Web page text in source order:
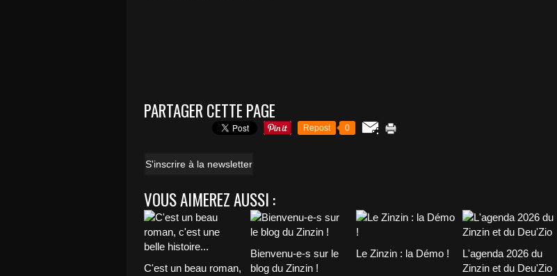
PARTAGER CETTE PAGE
Repost 0
S'inscrire à la newsletter
VOUS AIMEREZ AUSSI :
C'est un beau roman,
Bienvenu-e-s sur le
blog du Zinzin !
Le Zinzin : la Démo !
L'agenda 2026 du
Zinzin et du Deu'Zio